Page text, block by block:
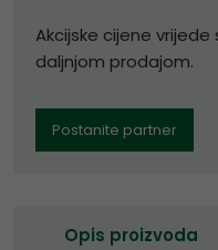
Akcijske cijene
daljnjom prodajom.
Postanite partner
Opis proizvoda